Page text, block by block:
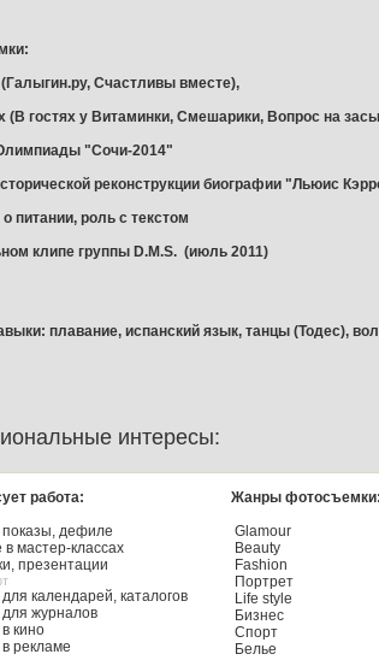
Счастливы вместе),
(В гостях у Витаминки, Смешарики, Вопрос на
"Сочи-2014"
реконструкции биографии "Льюис
питании, роль с текстом
клипе группы D.M.S. (июль 2011)
плавание, испанский язык, танцы (Тодес),
интересы:
работа:
показы, дефиле
в мастер-классах
презентации
календарей, каталогов
журналов
кино
рекламе
Жанры фотосъемки:
Glamour
Beauty
Fashion
Портрет
Life style
Бизнес
Спорт
Белье